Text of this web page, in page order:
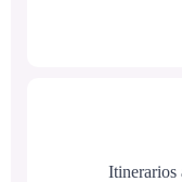
Itinerarios